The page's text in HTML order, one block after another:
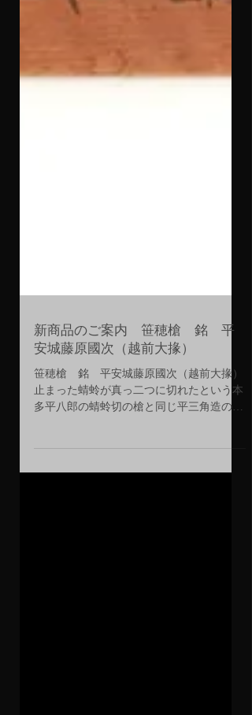
新商品のご案内 笹穂槍 銘 平
安城藤原國次（越前大掾）
笹穂槍 銘 平安城藤原國次（越前大掾）
穂槍。 秋田の戦国武将蘆名氏との所縁を